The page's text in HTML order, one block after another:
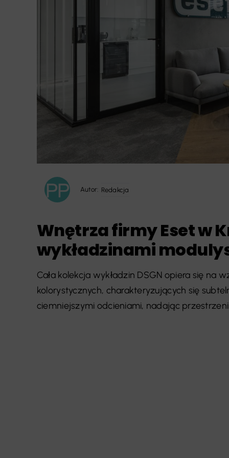
Autor: Redakcja
Wnętrza firmy Eset w
wykładzinami
Cała kolekcja wykładzin DSGN opiera się na
kolorystycznych, charakteryzujących się
ciemniejszymi odcieniami, nadając